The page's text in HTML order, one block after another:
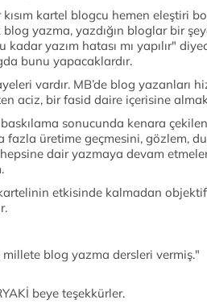
kartel blogcu hemen eleştiri
yazma, yazdığın bloglar bir
yazım hatası mı yapılır"
bunu yapacaklardır.
vardır. MB’de blog yazanları
aciz, bir fasid daire içerisine
sonucunda kenara
üretime geçmesini, gözlem,
dair yazmaya devam
etkisinde kalmadan
blog yazma dersleri vermiş."
beye teşekkürler.